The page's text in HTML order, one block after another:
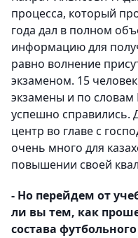
процесса, который
года дал в полном
информацию для
равно волнение
экзаменом. 15
экзамены и по словам
успешно справились.
центр во главе с
очень много для
повышении своей
- Но перейдем от
ли вы тем, как
состава